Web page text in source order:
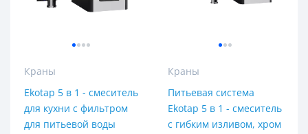
Краны
Ekotap 5 в 1 - смеситель
для кухни с фильтром
для питьевой воды
Краны
Питьевая система
Ekotap 5 в 1 - смеситель
с гибким изливом, хром